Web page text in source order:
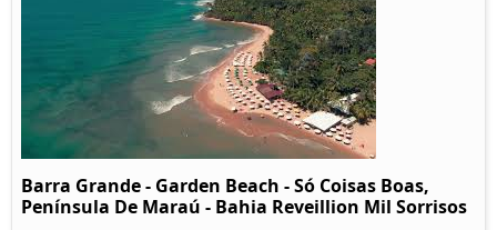
Barra Grande - Garden Beach - Só Coisas Boas,
Península De Maraú - Bahia Reveillion Mil Sorrisos